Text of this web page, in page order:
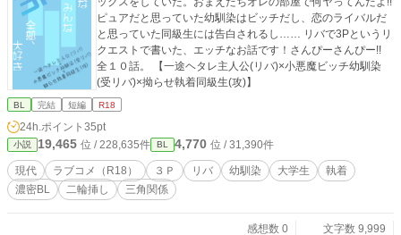
ピュアだと思っていた幼馴染はビッチだし、恋のライバルだ
と思っていた同級生には告白されるし…… リバで3Pというリ
クエストで書いた、エッチなお話です！さんぴーさんぴー!!
全１０話。 【一途ヘタレ主人公(リバ)×小悪魔ビッチ幼馴染
(受リバ)×拗らせ執着同級生(攻)】
BL 完結 短編 R18
24h.ポイント 35pt
小説 19,465 位 / 228,635件 BL 4,770 位 / 31,390件
現代 ラブコメ（R18） ３Ｐ リバ 幼馴染 大学生
執着
濃密BL
二輪挿し 三角関係
感想数 0
文字数 9,999